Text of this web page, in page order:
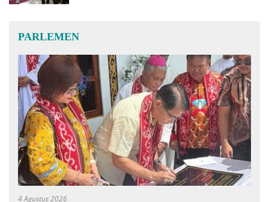
PARLEMEN
4 Agustus 2026